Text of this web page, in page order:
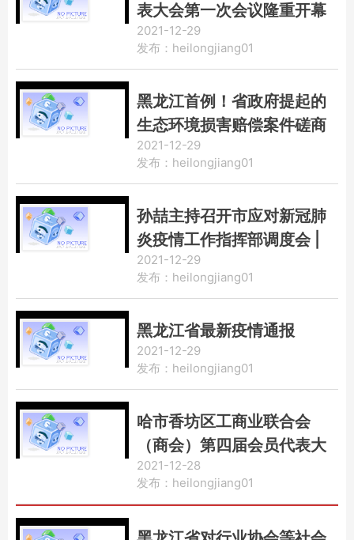
表大会第一次会议隆重开幕
2021-12-29
发布：heilongjiang01
黑龙江首例！省政府提起的
生态环境损害赔偿案件磋商
成功
2021-12-29
发布：heilongjiang01
孙喆主持召开市应对新冠肺
炎疫情工作指挥部调度会 |
补短板强弱项筑牢“抗疫防火
墙” 严督导促落实守住“最后
2021-12-29
发布：heilongjiang01
黑龙江省最新疫情通报
2021-12-29
发布：heilongjiang01
哈市香坊区工商业联合会
（商会）第四届会员代表大
会如期举行
2021-12-28
发布：heilongjiang01